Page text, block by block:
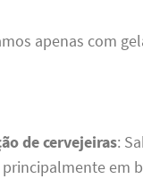
apenas com
de cervejeiras:
principalmente em